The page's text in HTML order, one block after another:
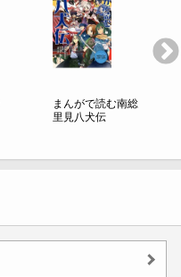
まんがで読む南総
里見八犬伝